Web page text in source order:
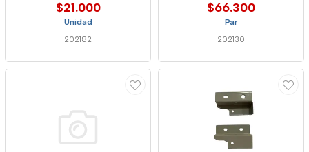
$21.000
Unidad
202182
$66.300
Par
202130